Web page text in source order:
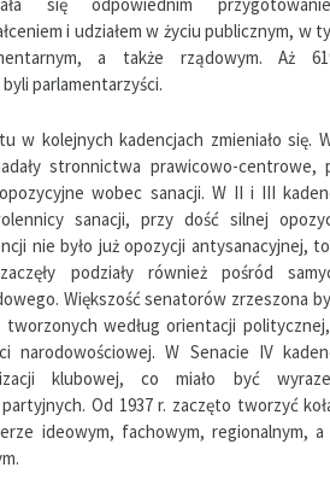
i udziałem w życiu publicznym, w
a także rządowym. Aż
parlamentarzyści.
w kolejnych kadencjach zmieniało się.
stronnictwa prawicowo-centrowe,
wobec sanacji. W II i III
sanacji, przy dość silnej
nie było już opozycji antysanacyjnej,
podziały również pośród
Większość senatorów zrzeszona
według orientacji
narodowościowej. W Senacie IV
klubowej, co miało być
Od 1937 r. zaczęto tworzyć
ideowym, fachowym, regionalnym,